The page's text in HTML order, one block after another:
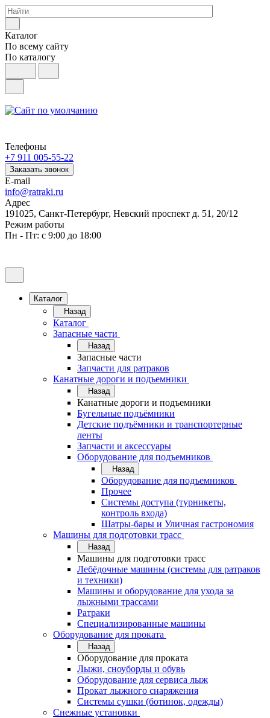
Каталог
По всему сайту
По каталогу
Телефоны
+7 911 005-55-22
Заказать звонок
E-mail
info@ratraki.ru
Адрес
191025, Санкт-Петербург, Невский проспект д. 51, 20/12
Режим работы
Пн - Пт: с 9:00 до 18:00
Каталог
Назад
Каталог
Запасные части
Назад
Запасные части
Запчасти для ратраков
Канатные дороги и подъемники
Назад
Канатные дороги и подъемники
Бугельные подъёмники
Детские подъёмники и транспортерные
ленты
Запчасти и аксессуары
Оборудование для подъемников
Назад
Оборудование для подъемников
Прочее
Системы доступа (турникеты,
контроль входа)
Шатры-бары и Уличная гастрономия
Машины для подготовки трасс
Назад
Машины для подготовки трасс
Лебёдочные машины (системы для ратраков
и техники)
Машины и оборудование для ухода за
лыжными трассами
Ратраки
Специализированные машины
Оборудование для проката
Назад
Оборудование для проката
Лыжи, сноуборды и обувь
Оборудование для сервисa лыж
Прокат лыжного снаряжения
Системы сушки (ботинок, одежды)
Снежные установки